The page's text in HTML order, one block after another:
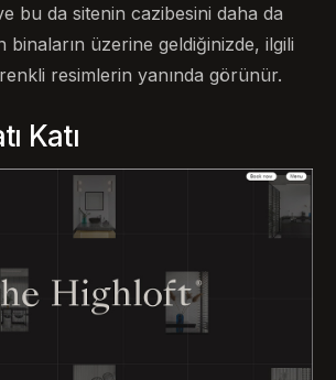
bu da sitenin cazibesini daha da
binaların üzerine geldiğinizde, ilgili
resimlerin yanında görünür.
Katı